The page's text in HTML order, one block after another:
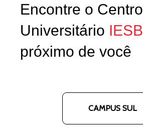
Encontre o Centro
Universitário IESB
próximo de você
CAMPUS SUL